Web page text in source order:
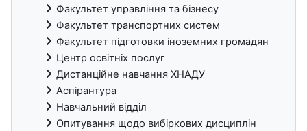
Факультет управління та бізнесу
Факультет транспортних систем
Факультет підготовки іноземних громадян
Центр освітніх послуг
Дистанційне навчання ХНАДУ
Аспірантура
Навчальний відділ
Опитування щодо вибіркових дисциплін